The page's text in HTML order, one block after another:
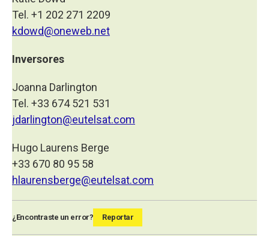
Tel. +1 202 271 2209
kdowd@oneweb.net
Inversores
Joanna Darlington
Tel. +33 674 521 531
jdarlington@eutelsat.com
Hugo Laurens Berge
+33 670 80 95 58
hlaurensberge@eutelsat.com
¿Encontraste un error? Reportar